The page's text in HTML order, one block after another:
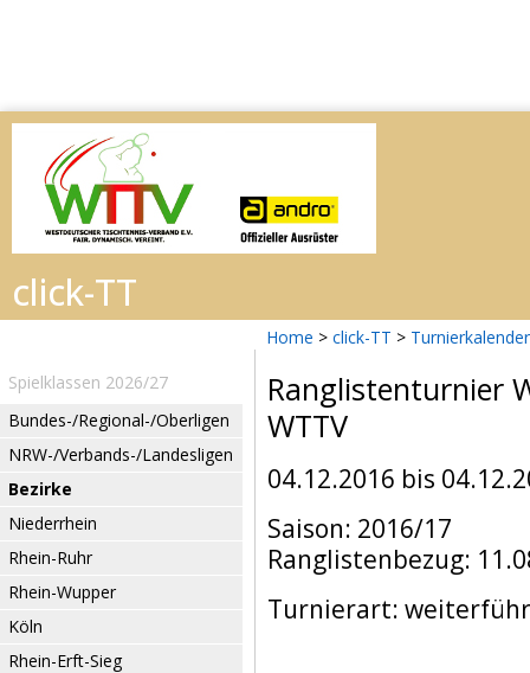
Home > click-TT > Turnierkalender
Spielklassen 2026/27
Bundes-/Regional-/Oberligen
NRW-/Verbands-/Landesligen
Bezirke
Niederrhein
Rhein-Ruhr
Rhein-Wupper
Köln
Rhein-Erft-Sieg
Ranglistenturnier
WTTV
04.12.2016 bis
Saison: 2016/17
Ranglistenbezug:
Turnierart: